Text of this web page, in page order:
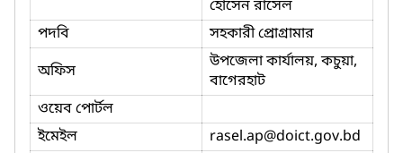
হোসেন রাসেল
পদবি
সহকারী প্রোগ্রামার
অফিস
উপজেলা কার্যালয়, কচুয়া,
বাগেরহাট
ওয়েব পোর্টল
ইমেইল
rasel.ap@doict.gov.bd